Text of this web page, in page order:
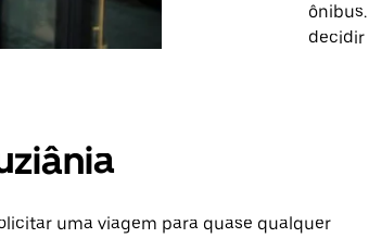
decidir
uma viagem para quase qualquer